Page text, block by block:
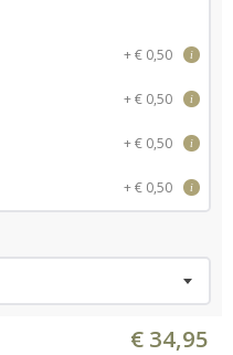
+ € 0,50 i
+ € 0,50 i
+ € 0,50 i
+ € 0,50 i
€ 34,95